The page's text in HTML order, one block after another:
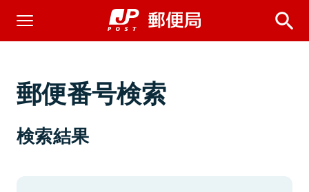
郵便番号検索
検索結果